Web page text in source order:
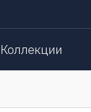
Коллекции